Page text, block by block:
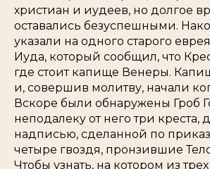
христиан и иудеев, но долгое
оставались безуспешными.
указали на одного старого
Иуда, который сообщил, что
где стоит капище Венеры.
и, совершив молитву, начали
Вскоре были обнаружены Гроб
неподалеку от него три креста,
надписью, сделанной по
четыре гвоздя, пронзившие
Чтобы узнать, на котором из